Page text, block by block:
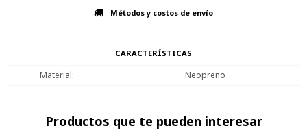
Métodos y costos de envío
CARACTERÍSTICAS
Material Neopreno
Productos que te pueden interesar